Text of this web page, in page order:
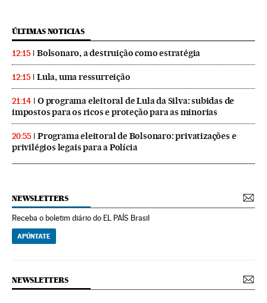
ÚLTIMAS NOTICIAS
12:15 Bolsonaro, a destruição como estratégia
12:15 Lula, uma ressurreição
21:14
O programa eleitoral de Lula da Silva: subidas de
impostos para os ricos e proteção para as minorias
20:55
Programa eleitoral de Bolsonaro: privatizações e
privilégios legais para a Polícia
NEWSLETTERS
Receba o boletim diário do EL PAÍS Brasil
APÚNTATE
NEWSLETTERS